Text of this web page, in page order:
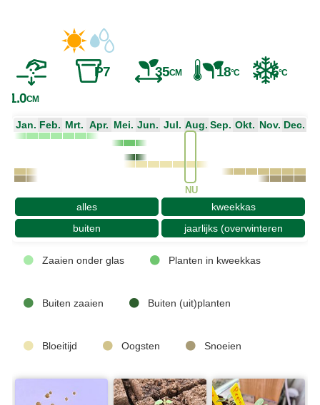
°C
6
°C
18
CM
35
P7
CM
1.0
Jan. Feb. Mrt. Apr. Mei. Jun. Jul. Aug. Sep. Okt. Nov. Dec.
NU
alles
kweekkas
buiten
jaarlijks (overwinteren
Zaaien onder glas Planten in kweekkas
Buiten zaaien Buiten (uit)planten
Bloeitijd Oogsten Snoeien